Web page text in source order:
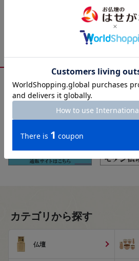
おすすめ特集
カテゴリから探す
仏壇